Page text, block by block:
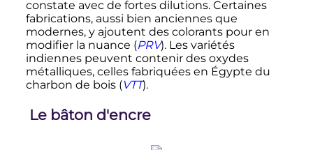
constate avec de fortes dilutions. Certaines
fabrications, aussi bien anciennes que
modernes, y ajoutent des colorants pour en
modifier la nuance (PRV). Les variétés
indiennes peuvent contenir des oxydes
métalliques, celles fabriquées en Égypte du
charbon de bois (VTT).
Le bâton d'encre